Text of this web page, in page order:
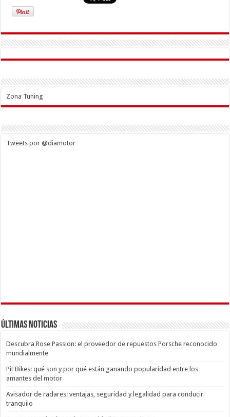
Zona Tuning
Tweets por @diamotor
Últimas Noticias
Descubra Rose Passion: el proveedor de repuestos Porsche reconocido
mundialmente
Pit Bikes: qué son y por qué están ganando popularidad entre los
amantes del motor
Avisador de radares: ventajas, seguridad y legalidad para conducir
tranquilo